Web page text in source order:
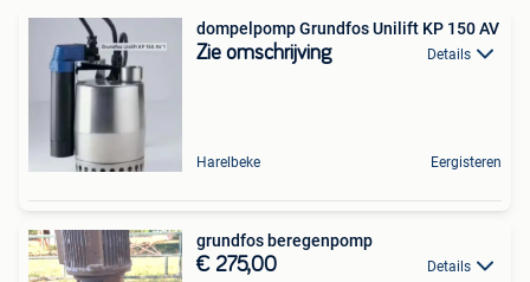
dompelpomp Grundfos Unilift KP 150 AV
Zie omschrijving Details
Harelbeke Eergisteren
grundfos beregenpomp
€ 275,00 Details